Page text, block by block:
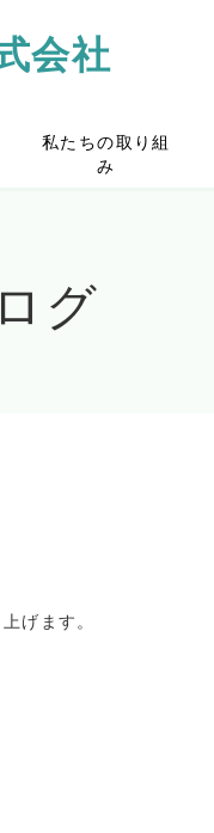
会社
私たちの取り組
み
グ
げます。